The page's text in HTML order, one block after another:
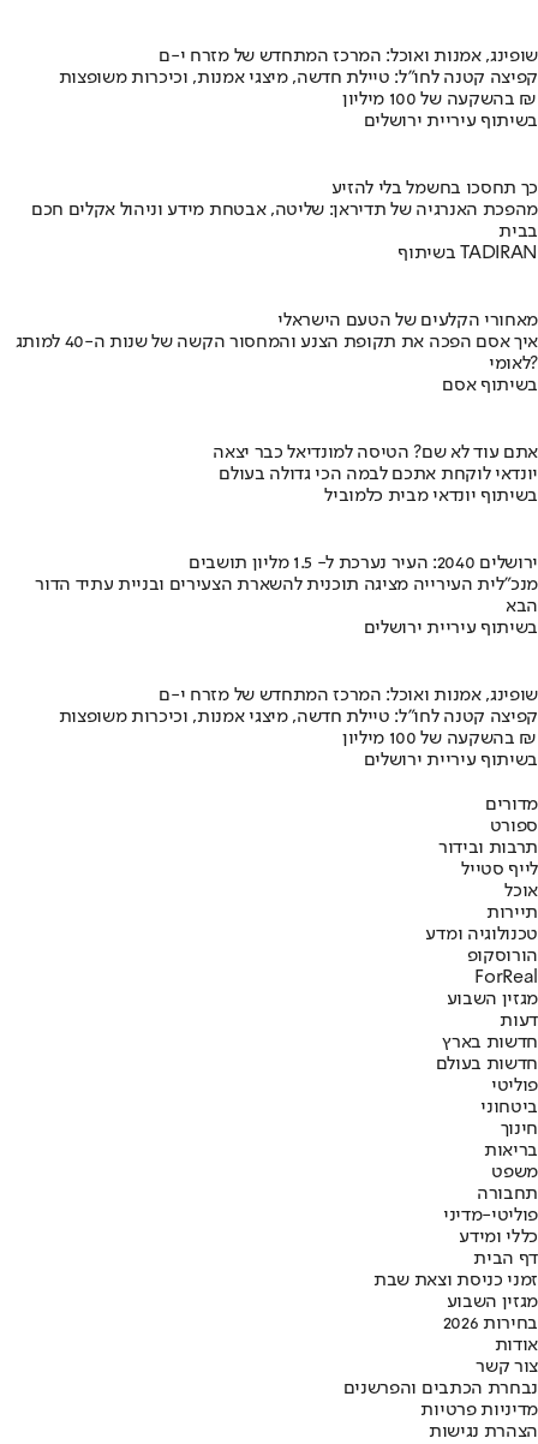
שופינג, אמנות ואוכל: המרכז המתחדש של מזרח י-ם
קפיצה קטנה לחו"ל: טיילת חדשה, מיצגי אמנות, וכיכרות משופצות
בהשקעה של 100 מיליון ₪
בשיתוף עיריית ירושלים
כך תחסכו בחשמל בלי להזיע
מהפכת האנרגיה של תדיראן: שליטה, אבטחת מידע וניהול אקלים חכם
בבית
בשיתוף TADIRAN
מאחורי הקלעים של הטעם הישראלי
איך אסם הפכה את תקופת הצנע והמחסור הקשה של שנות ה-40 למותג
לאומי?
בשיתוף אסם
אתם עוד לא שם? הטיסה למונדיאל כבר יצאה
יונדאי לוקחת אתכם לבמה הכי גדולה בעולם
בשיתוף יונדאי מבית כלמוביל
ירושלים 2040: העיר נערכת ל- 1.5 מליון תושבים
מנכ"לית העירייה מציגה תוכנית להשארת הצעירים ובניית עתיד הדור
הבא
בשיתוף עיריית ירושלים
שופינג, אמנות ואוכל: המרכז המתחדש של מזרח י-ם
קפיצה קטנה לחו"ל: טיילת חדשה, מיצגי אמנות, וכיכרות משופצות
בהשקעה של 100 מיליון ₪
בשיתוף עיריית ירושלים
מדורים
ספורט
תרבות ובידור
לייף סטייל
אוכל
תיירות
טכנולוגיה ומדע
הורוסקופ
ForReal
מגזין השבוע
דעות
חדשות בארץ
חדשות בעולם
פוליטי
ביטחוני
חינוך
בריאות
משפט
תחבורה
פוליטי-מדיני
כללי ומידע
דף הבית
זמני כניסת וצאת שבת
מגזין השבוע
בחירות 2026
אודות
צור קשר
נבחרת הכתבים והפרשנים
מדיניות פרטיות
הצהרת נגישות